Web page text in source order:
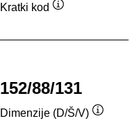
Kratki kod
152/88/131
Dimenzije (D/Š/V)